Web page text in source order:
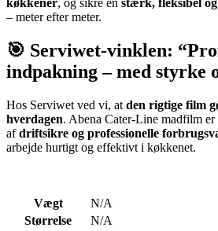
køkkener, og sikre en stærk, fleksibel
– meter efter meter.
🎯 Serviwet-vinklen:
indpakning – med styrke
Hos Serviwet ved vi, at den rigtige film
hverdagen. Abena Cater-Line madfilm
afdriftsikre og professionelle
arbejde hurtigt og effektivt i køkkenet.
Vægt
N/A
Størrelse
N/A